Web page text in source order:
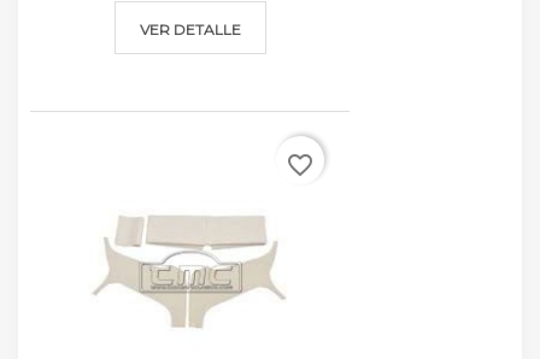
VER DETALLE
favorite_border